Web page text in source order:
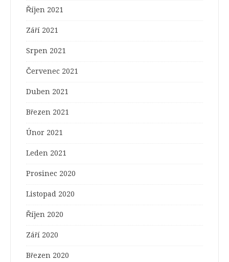
Říjen 2021
Září 2021
Srpen 2021
Červenec 2021
Duben 2021
Březen 2021
Únor 2021
Leden 2021
Prosinec 2020
Listopad 2020
Říjen 2020
Září 2020
Březen 2020